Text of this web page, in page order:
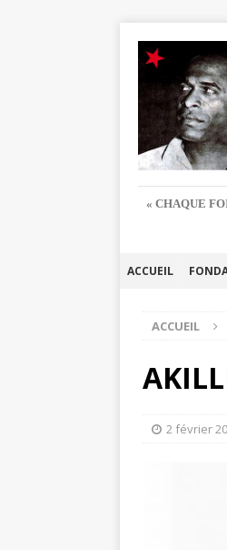
« CHAQUE
ACCUEIL
ACCUEIL
2 février